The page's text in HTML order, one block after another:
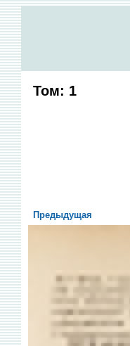
Том: 1
Предыдущая